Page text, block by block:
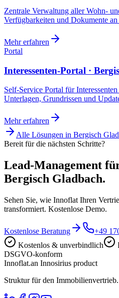
Zentrale Verwaltung aller Wohn-
Verfügbarkeiten und Dokumente
Mehr erfahren
Portal
Interessenten-Portal ·
Self-Service Portal für
Unterlagen, Grundrissen und
Mehr erfahren
Alle Lösungen in Bergisch
Bereit für die nächsten Schritte?
Lead-Management
Bergisch Gladbach.
Sehen Sie, wie Innoflat Ihren
transformiert. Kostenlose Demo.
Kostenlose Beratung
+49
Kostenlos & unverbindlich
DSGVO-konform
Innoflat.an Innosirius product
Struktur für den Immobilienvertrieb.